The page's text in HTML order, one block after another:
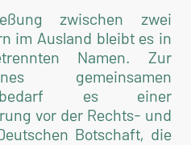
zwischen zwei
im Ausland bleibt es in
Namen. Zur
gemeinsamen
bedarf es einer
vor der Rechts- und
Botschaft, die